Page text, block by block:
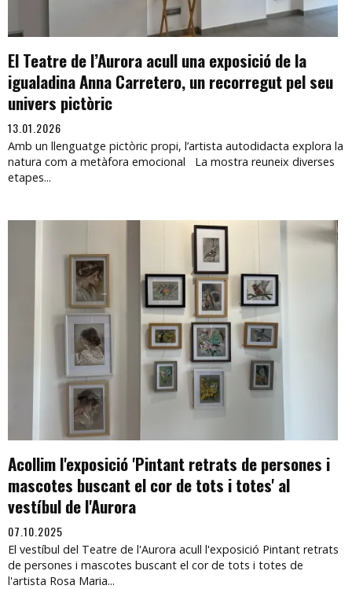
El Teatre de l’Aurora acull una exposició de la
igualadina Anna Carretero, un recorregut pel seu
univers pictòric
13.01.2026
Amb un llenguatge pictòric propi, l’artista autodidacta explora la
natura com a metàfora emocional La mostra reuneix diverses
etapes...
Acollim l'exposició 'Pintant retrats de persones i
mascotes buscant el cor de tots i totes' al
vestíbul de l'Aurora
07.10.2025
El vestíbul del Teatre de l'Aurora acull l'exposició Pintant retrats
de persones i mascotes buscant el cor de tots i totes de
l'artista Rosa Maria...